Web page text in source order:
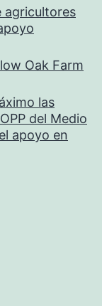
agricultores
Oak Farm
las
del Medio
apoyo en